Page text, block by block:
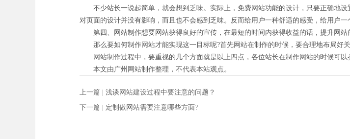
不少站长一说起简单，就会想到乏味。实际上，免费网站功能的设计，只要正确地设
对页面的设计并没有影响，而且也不会感到乏味。反而给用户一种舒适的感受，给用户一
第四、网站制作想要网站获得良好的宣传，在最短的时间内获得收益的话，提升网站
那么要如何制作网站才能实现这一目标呢?首先网站在制作的时候，要合理地布局好关
网站制作过程中，要重视的几个方面就是以上四点，各位站长在制作网站的时候可以
本文由广州网站制作整理，不代表本站观点。
上一篇 | 浅谈网站建设过程中要注意的问题？
下一篇 | 定制做网站需要注意哪些方面?